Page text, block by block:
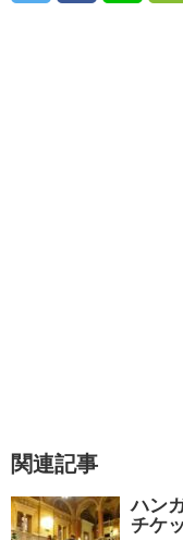
関連記事
ハン
チケ